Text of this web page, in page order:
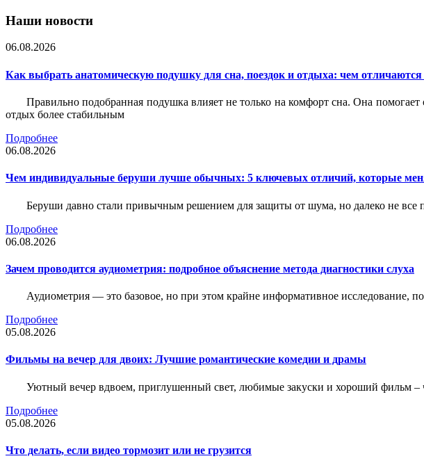
Наши новости
06.08.2026
Как выбрать анатомическую подушку для сна, поездок и отдыха: чем
Правильно подобранная подушка влияет не только на комфорт сна. Она
отдых более стабильным
Подробнее
06.08.2026
Чем индивидуальные беруши лучше обычных: 5 ключевых отличий, которые
Беруши давно стали привычным решением для защиты от шума, но далеко не
Подробнее
06.08.2026
Зачем проводится аудиометрия: подробное объяснение метода диагностики слуха
Аудиометрия — это базовое, но при этом крайне информативное исследование,
Подробнее
05.08.2026
Фильмы на вечер для двоих: Лучшие романтические комедии и драмы
Уютный вечер вдвоем, приглушенный свет, любимые закуски и хороший фильм
Подробнее
05.08.2026
Что делать, если видео тормозит или не грузится